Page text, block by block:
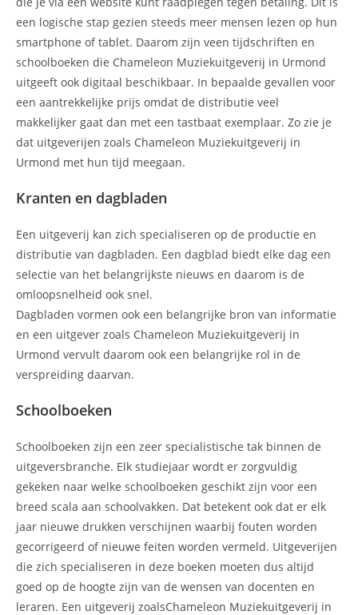
een logische stap gezien steeds meer mensen lezen op hun
smartphone of tablet. Daarom zijn veen tijdschriften en
schoolboeken die Chameleon Muziekuitgeverij in Urmond
uitgeeft ook digitaal beschikbaar. In bepaalde gevallen voor
een aantrekkelijke prijs omdat de distributie veel
makkelijker gaat dan met een tastbaat exemplaar. Zo zie je
dat uitgeverijen zoals Chameleon Muziekuitgeverij in
Urmond met hun tijd meegaan.
Kranten en dagbladen
Een uitgeverij kan zich specialiseren op de productie en
distributie van dagbladen. Een dagblad biedt elke dag een
selectie van het belangrijkste nieuws en daarom is de
omloopsnelheid ook snel.
Dagbladen vormen ook een belangrijke bron van informatie
en een uitgever zoals Chameleon Muziekuitgeverij in
Urmond vervult daarom ook een belangrijke rol in de
verspreiding daarvan.
Schoolboeken
Schoolboeken zijn een zeer specialistische tak binnen de
uitgeversbranche. Elk studiejaar wordt er zorgvuldig
gekeken naar welke schoolboeken geschikt zijn voor een
breed scala aan schoolvakken. Dat betekent ook dat er elk
jaar nieuwe drukken verschijnen waarbij fouten worden
gecorrigeerd of nieuwe feiten worden vermeld. Uitgeverijen
die zich specialiseren in deze boeken moeten dus altijd
goed op de hoogte zijn van de wensen van docenten en
leraren. Een uitgeverij zoalsChameleon Muziekuitgeverij in